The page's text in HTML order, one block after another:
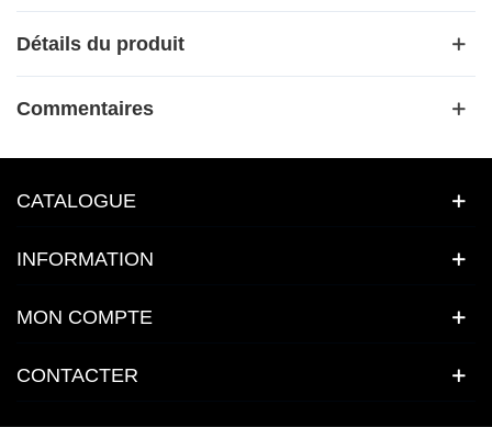
Détails du produit
Commentaires
CATALOGUE
INFORMATION
MON COMPTE
CONTACTER